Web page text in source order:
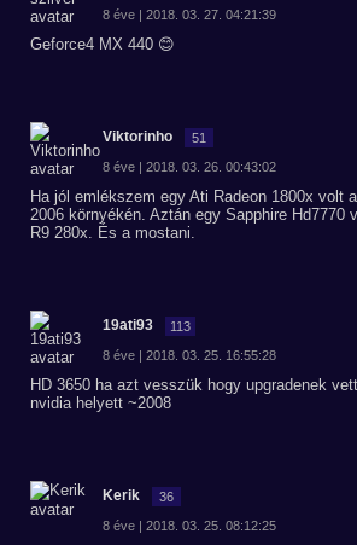
8 éve | 2018. 03. 27. 04:21:39
Geforce4 MX 440 😊
Viktorinho 51
8 éve | 2018. 03. 26. 00:43:02
Ha jól emlékszem egy Ati Radeon 1800x volt
2006 környékén. Aztán egy Sapphire Hd7770
R9 280x. És a mostani.
19ati93 113
8 éve | 2018. 03. 25. 16:55:28
HD 3650 ha azt vesszük hogy upgradenek
nvidia helyett ~2008
Kerik 36
8 éve | 2018. 03. 25. 08:12:25